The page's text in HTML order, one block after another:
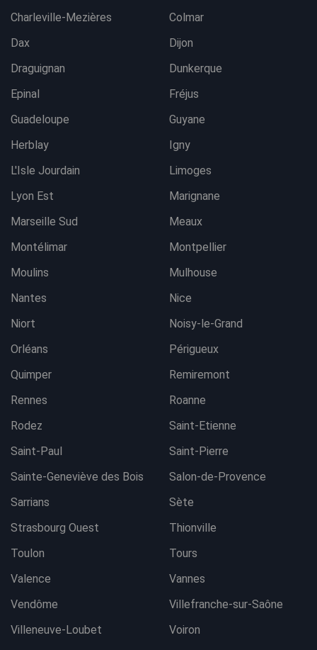
Charleville-Mezières
Colmar
Dax
Dijon
Draguignan
Dunkerque
Epinal
Fréjus
Guadeloupe
Guyane
Herblay
Igny
L'Isle Jourdain
Limoges
Lyon Est
Marignane
Marseille Sud
Meaux
Montélimar
Montpellier
Moulins
Mulhouse
Nantes
Nice
Niort
Noisy-le-Grand
Orléans
Périgueux
Quimper
Remiremont
Rennes
Roanne
Rodez
Saint-Etienne
Saint-Paul
Saint-Pierre
Sainte-Geneviève des Bois
Salon-de-Provence
Sarrians
Sète
Strasbourg Ouest
Thionville
Toulon
Tours
Valence
Vannes
Vendôme
Villefranche-sur-Saône
Villeneuve-Loubet
Voiron